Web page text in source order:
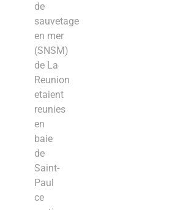
de
sauvetage
en mer
(SNSM)
de La
Reunion
etaient
reunies
en
baie
de
Saint-
Paul
ce